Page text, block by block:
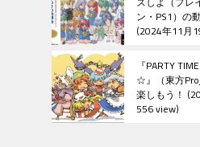
ン・PS1）の
2024年11月
『PARTY
☆』（東方
楽しもう！
556 view